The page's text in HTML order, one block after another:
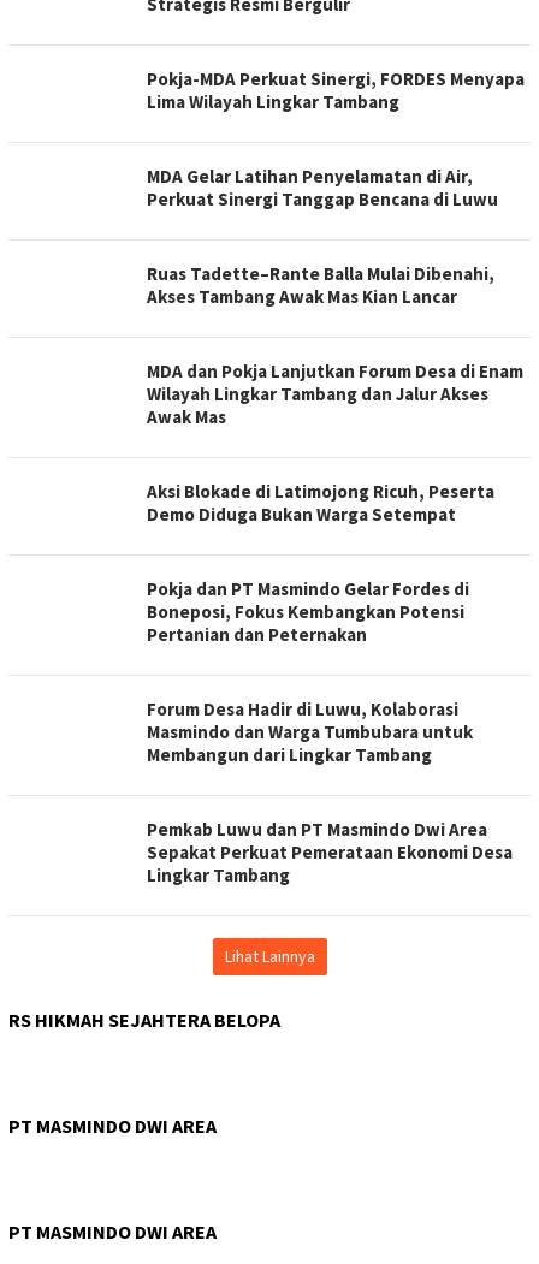
Pokja-MDA Perkuat Sinergi, FORDES Menyapa
Lima Wilayah Lingkar Tambang
MDA Gelar Latihan Penyelamatan di Air,
Perkuat Sinergi Tanggap Bencana di Luwu
Ruas Tadette–Rante Balla Mulai Dibenahi,
Akses Tambang Awak Mas Kian Lancar
MDA dan Pokja Lanjutkan Forum Desa di Enam
Wilayah Lingkar Tambang dan Jalur Akses
Awak Mas
Aksi Blokade di Latimojong Ricuh, Peserta
Demo Diduga Bukan Warga Setempat
Pokja dan PT Masmindo Gelar Fordes di
Boneposi, Fokus Kembangkan Potensi
Pertanian dan Peternakan
Forum Desa Hadir di Luwu, Kolaborasi
Masmindo dan Warga Tumbubara untuk
Membangun dari Lingkar Tambang
Pemkab Luwu dan PT Masmindo Dwi Area
Sepakat Perkuat Pemerataan Ekonomi Desa
Lingkar Tambang
Lihat Lainnya
RS HIKMAH SEJAHTERA BELOPA
PT MASMINDO DWI AREA
PT MASMINDO DWI AREA